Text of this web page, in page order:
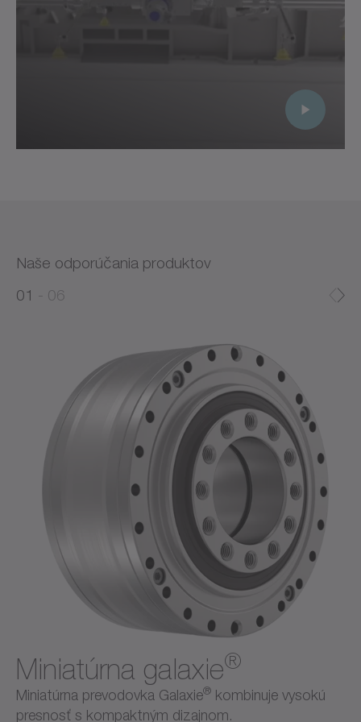
Naše odporúčania produktov
0
0
1
06
Miniatúrna galaxie®
Miniatúrna prevodovka Galaxie® kombinuje vysokú
presnosť s kompaktným dizajnom.